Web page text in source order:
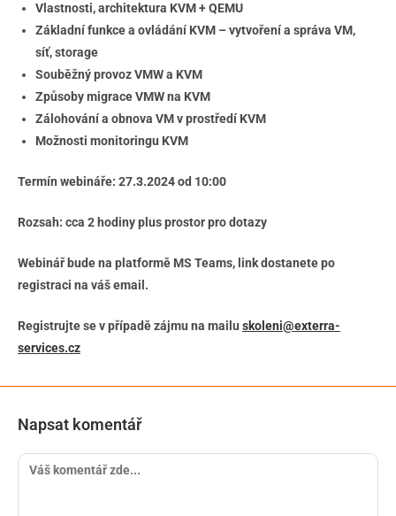
Vlastnosti, architektura KVM + QEMU
Základní funkce a ovládání KVM – vytvoření a správa VM,
síť, storage
Souběžný provoz VMW a KVM
Způsoby migrace VMW na KVM
Zálohování a obnova VM v prostředí KVM
Možnosti monitoringu KVM
Termín webináře: 27.3.2024 od 10:00
Rozsah: cca 2 hodiny plus prostor pro dotazy
Webinář bude na platformě MS Teams, link dostanete po
registraci na váš email.
Registrujte se v případě zájmu na mailu skoleni@exterra-
services.cz
Napsat komentář